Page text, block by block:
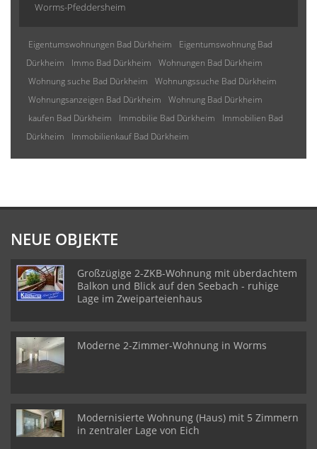
Worms-Pfeddersheim
Eigentumswohnungen Bad Dürkheim
Eigentumswohnung Bad
Dürkheim
Immo Bad Dürkheim
Wohnungen Bad Dürkheim
Wohnung suche Bad Dürkheim
Wohnungssuche Bad Dürkheim
Wohnungsanzeigen Bad Dürkheim
Wohnung Bad Dürkheim
kaufen Bad Dürkheim
Immobilie Bad Dürkheim
Immobilien Bad
Dürkheim
Immobilienkauf Bad Dürkheim
NEUE OBJEKTE
Großzügige 2-ZKB-Wohnung mit überdachtem
Balkon und Blick auf den Seebach - ruhige
Lage im Zweiparteienhaus
Moderne 2-Zimmer-Wohnung in Worms
Modernisierte Wohnung (Haus) mit 5 Zimmern
in zentraler Lage von Eich